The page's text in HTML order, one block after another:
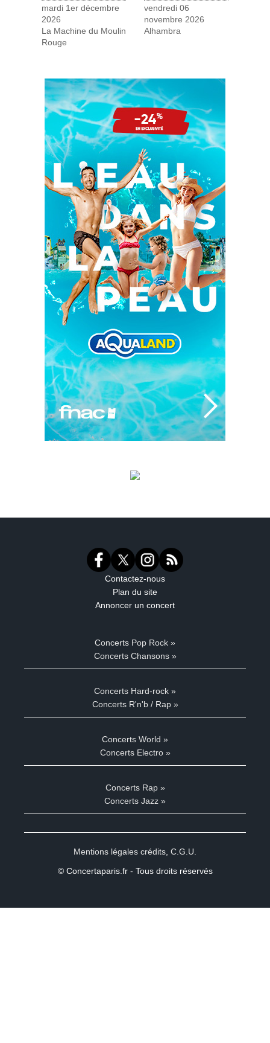
mardi 1er décembre
2026
La Machine du Moulin
Rouge
vendredi 06
novembre 2026
Alhambra
Contactez-nous
Plan du site
Annoncer un concert
Concerts Pop Rock »
Concerts Chansons »
Concerts Hard-rock »
Concerts R'n'b / Rap »
Concerts World »
Concerts Electro »
Concerts Rap »
Concerts Jazz »
Mentions légales crédits C.G.U.
© Concertaparis.fr - Tous droits réservés